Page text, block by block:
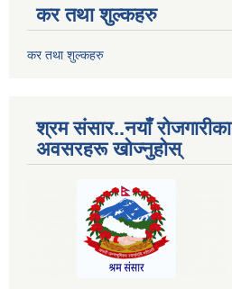
कर तथा शुल्कहरु
कर तथा शुल्कहरु
श्रम संसार..नयाँ रोजगारीका
अवसरहरू खोज्नुहोस्